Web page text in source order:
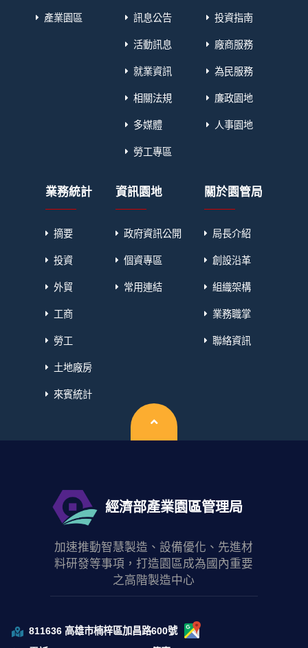
產業園區 訊息公告
活動訊息
就業資訊
相關法規
多媒體
勞工專區
投資指南
廠商服務
為民服務
廉政園地
人事園地
業務統計
摘要
投資
外貿
工商
勞工
土地廠房
來賓統計
資訊園地
政府資訊公開
個資專區
常用連結
關於園管局
局長介紹
創設沿革
組織架構
業務職掌
聯絡資訊
經濟部產業園區管理局
加速推動智慧製造、設備優化、先進材
料研發等事項，打造園區成為國內重要
之高階製造中心
811636 高雄市楠梓區加昌路600號